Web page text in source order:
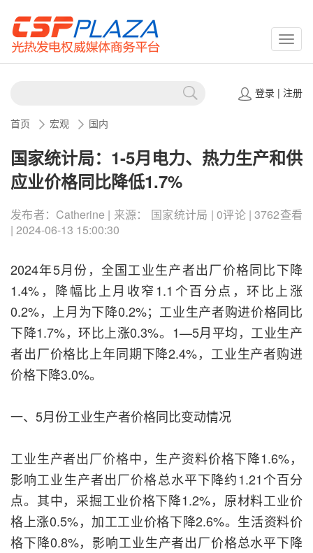
登录| 注册
首页 宏观 国内
国家统计局：1-5月电力、热力生产和供
应业价格同比降低1.7%
发布者：Catherine | 来源： 国家统计局 | 0评论 | 3762查看
| 2024-06-13 15:00:30
2024年5月份，全国工业生产者出厂价格同比下降
1.4%，降幅比上月收窄1.1个百分点，环比上涨
0.2%，上月为下降0.2%；工业生产者购进价格同比
下降1.7%，环比上涨0.3%。1—5月平均，工业生产
者出厂价格比上年同期下降2.4%，工业生产者购进
价格下降3.0%。
一、5月份工业生产者价格同比变动情况
工业生产者出厂价格中，生产资料价格下降1.6%，
影响工业生产者出厂价格总水平下降约1.21个百分
点。其中，采掘工业价格下降1.2%，原材料工业价
格上涨0.5%，加工工业价格下降2.6%。生活资料价
格下降0.8%，影响工业生产者出厂价格总水平下降